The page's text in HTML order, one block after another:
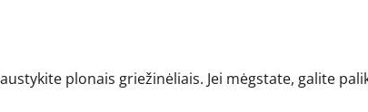
plonais griežinėliais. Jei mėgstate, galite